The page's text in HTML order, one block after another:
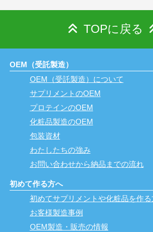
TOPに戻る
OEM（受託製造）
OEM（受託製造）について
サプリメントのOEM
プロテインのOEM
化粧品製造のOEM
包装資材
わたしたちの強み
お問い合わせから納品までの流れ
初めて作る方へ
初めてサプリメントや化粧品を作る
お客様製造事例
OEM製造・販売の情報